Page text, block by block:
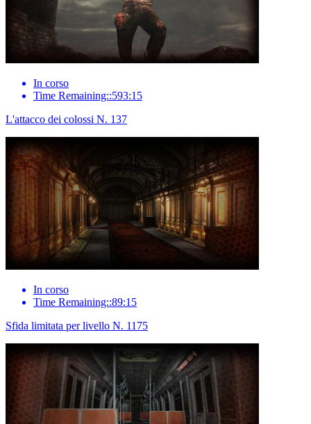
In corso
Time Remaining::593:15
L'attacco dei colossi N. 137
In corso
Time Remaining::89:15
Sfida limitata per livello N. 1175